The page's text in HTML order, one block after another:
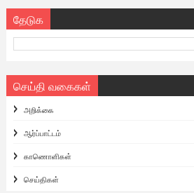
தேடுக
செய்தி வகைகள்
அறிக்கை
ஆர்ப்பாட்டம்
காணொளிகள்
செய்திகள்